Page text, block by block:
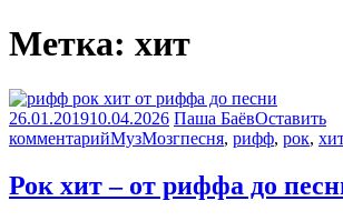
Метка: хит
26.01.201910.04.2026 Паша БаёвОставить
комментарийМузМозгпесня, рифф, рок,
Рок хит – от риффа до